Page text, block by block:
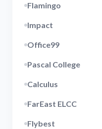
Flamingo
Impact
Office99
Pascal College
Calculus
FarEast ELCC
Flybest